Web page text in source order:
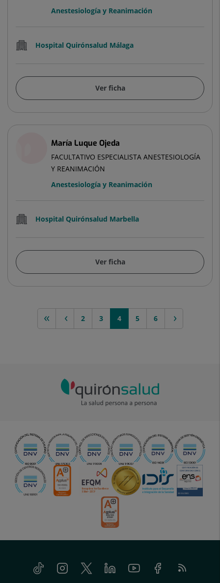
Anestesiología y Reanimación
Hospital Quirónsalud Málaga
Ver ficha
María Luque Ojeda
FACULTATIVO ESPECIALISTA ANESTESIOLOGÍA
Y REANIMACIÓN
Anestesiología y Reanimación
Hospital Quirónsalud Marbella
Ver ficha
2 3 4 5 6
siguiente >
Tiktok InstagramTwitter LinkedinYoutube FacebookFeed
RSS